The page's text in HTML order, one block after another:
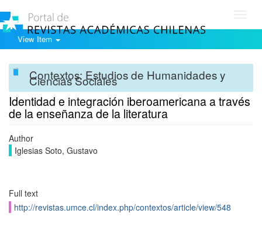
View Item
Contextos: Estudios de Humanidades y
Ciencias Sociales
Identidad e integración iberoamericana a través
de la enseñanza de la literatura
Author
Iglesias Soto, Gustavo
Full text
http://revistas.umce.cl/index.php/contextos/article/view/548